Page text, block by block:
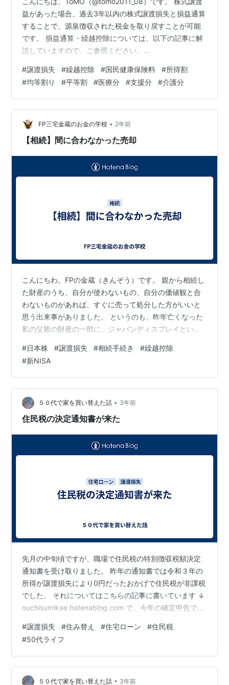
益があった場合、過去3年以内の株式譲渡損失と損益通算
することで、源泉徴収された税金を取り戻すことが可能
です。 損益通算・繰越控除については、以下の記事に解
説していますので、ご参照ください。
て、現在は株式投資の譲渡益が主な収入源となっていま
す。 そんな私が、今年の確定申告で損益通算により税金
を取り戻しましたが、国民健康保険料が大きく跳ね上が
っていることに気づきました。 サラリーマンは入ってい
る健康保険と共済保険は給与額に応じて保険料を定めて
いるため、株式投…
#譲渡損失 #繰越控除 #国民健康保険料 #所得割
#均等割り #平等割 #医療分 #支援分 #介護分
FP三宅金蔵のお金の学校 • 2年前
【相続】間に合わなかった売却
こんにちわ。FPの金蔵（きんぞう）です。 親から相続し
た財産のうち、自分が使わないもの、自分の価値観と合
わないものがあれば、すぐに売って処分した方がいいと
思う出来事がありました。 というのも、昨年亡くなった
私の父親の財産の一部に、ジャパンディスプレイという
30万円以上の損失が発生したのです。 そもそも、なぜ父
親がこの株を買ったのか、確認するすべはもう永遠に失
われましたが、いわゆる日本政府系の投資ファンド が主
導した日の丸連合の会社で、2012年の会社設立以降、一
度も黒字化したことがありません。 詳しい理由は不明で
すが、ジャパンディスプレイの株式…
#日本株 #譲渡損失 #相続手続き #繰越控除
#新NISA
５０代で家を買い替えた話 • 3年前
住民税の決定通知書が来た
先月の中旬頃ですが、職場で住民税の特別徴収税額決定
通知書を受け取りました。 昨年の通知書では令和３年の
所得が譲渡損失により0円だったおかげで住民税が非課税
でした。 それについてはこちらの記事に書いています ↓
ouchisumikae.hatenablog.com で、今年の確定申告で
ならず、所得税額からローン控除するという形で所得税
がゼロになりました。 それについてはちょっとモヤモヤ
した気持ちを書きました。 ↓
ouchisumikae.hatenablog.com つまり、住宅のローン控
除を有効に使えているか？という疑問。 令和4年分の確
#譲渡損失 #住み替え #住宅ローン #住民税
#50代ライフ
５０代で家を買い替えた話 • 3年前